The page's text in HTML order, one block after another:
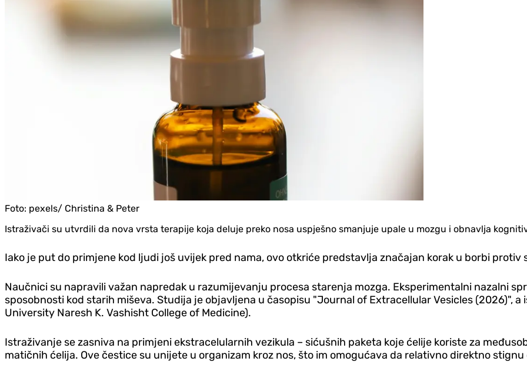
Foto: pexels/ Christina & Peter
Istraživači su utvrdili da nova vrsta terapije koja deluje preko nosa uspješno smanjuje upale u mozgu i obnavlja
Iako je put do primjene kod ljudi još uvijek pred nama, ovo otkriće predstavlja značajan korak u borbi protiv
Naučnici su napravili važan napredak u razumijevanju procesa starenja mozga. Eksperimentalni nazalni
sposobnosti kod starih miševa. Studija je objavljena u časopisu "Journal of Extracellular Vesicles (2026)", a
University Naresh K. Vashisht College of Medicine).
Istraživanje se zasniva na primjeni ekstracelularnih vezikula – sićušnih paketa koje ćelije koriste za
matičnih ćelija. Ove čestice su unijete u organizam kroz nos, što im omogućava da relativno direktno stignu